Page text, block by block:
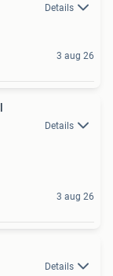
Details
3 aug 26
Details
3 aug 26
Details